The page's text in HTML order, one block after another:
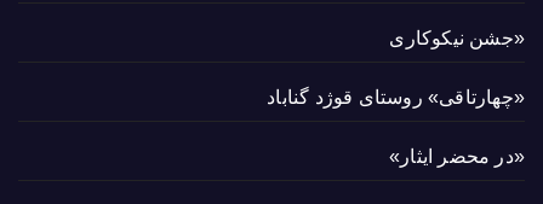
«جشن نیکوکاری
«چهارتاقی» روستای قوژد گناباد
«در محضر ایثار»